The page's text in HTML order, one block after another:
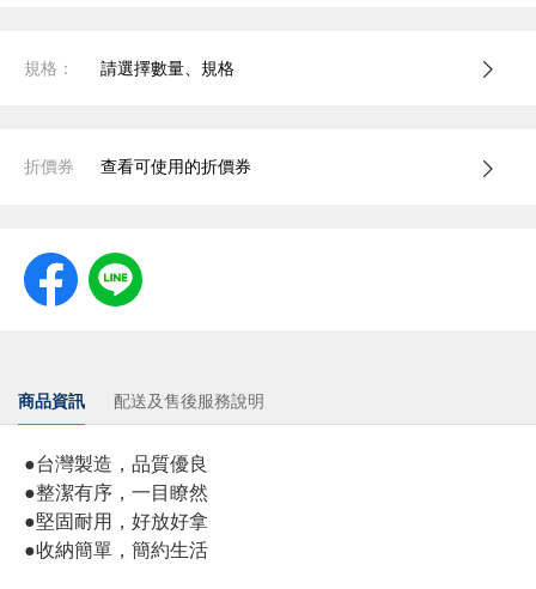
規格： 請選擇數量、規格
折價券 查看可使用的折價券
商品資訊 配送及售後服務說明
●台灣製造，品質優良
●整潔有序，一目瞭然
●堅固耐用，好放好拿
●收納簡單，簡約生活